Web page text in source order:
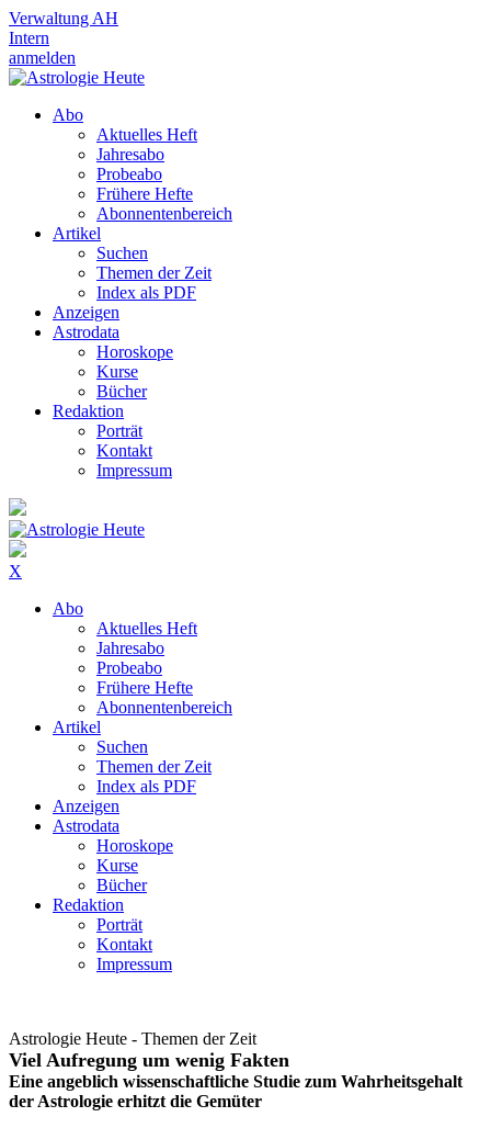
Verwaltung AH
Intern
anmelden
Abo
Aktuelles Heft
Jahresabo
Probeabo
Frühere Hefte
Abonnentenbereich
Artikel
Suchen
Themen der Zeit
Index als PDF
Anzeigen
Astrodata
Horoskope
Kurse
Bücher
Redaktion
Porträt
Kontakt
Impressum
X
Abo
Aktuelles Heft
Jahresabo
Probeabo
Frühere Hefte
Abonnentenbereich
Artikel
Suchen
Themen der Zeit
Index als PDF
Anzeigen
Astrodata
Horoskope
Kurse
Bücher
Redaktion
Porträt
Kontakt
Impressum
Astrologie Heute - Themen der Zeit
Viel Aufregung um wenig Fakten
Eine angeblich wissenschaftliche Studie zum Wahrheitsgehalt
der Astrologie erhitzt die Gemüter